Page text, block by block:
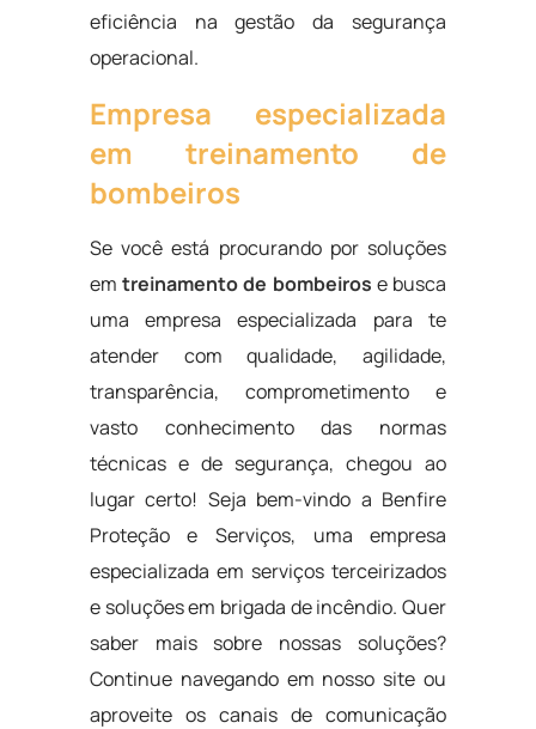
eficiência na gestão da segurança
operacional.
Empresa especializada
em treinamento de
bombeiros
Se você está procurando por soluções
emtreinamento de bombeiros e busca
uma empresa especializada para te
atender com qualidade, agilidade,
transparência, comprometimento e
vasto conhecimento das normas
técnicas e de segurança, chegou ao
lugar certo! Seja bem-vindo a Benfire
Proteção e Serviços, uma empresa
especializada em serviços terceirizados
e soluções em brigada de incêndio. Quer
saber mais sobre nossas soluções?
Continue navegando em nosso site ou
aproveite os canais de comunicação